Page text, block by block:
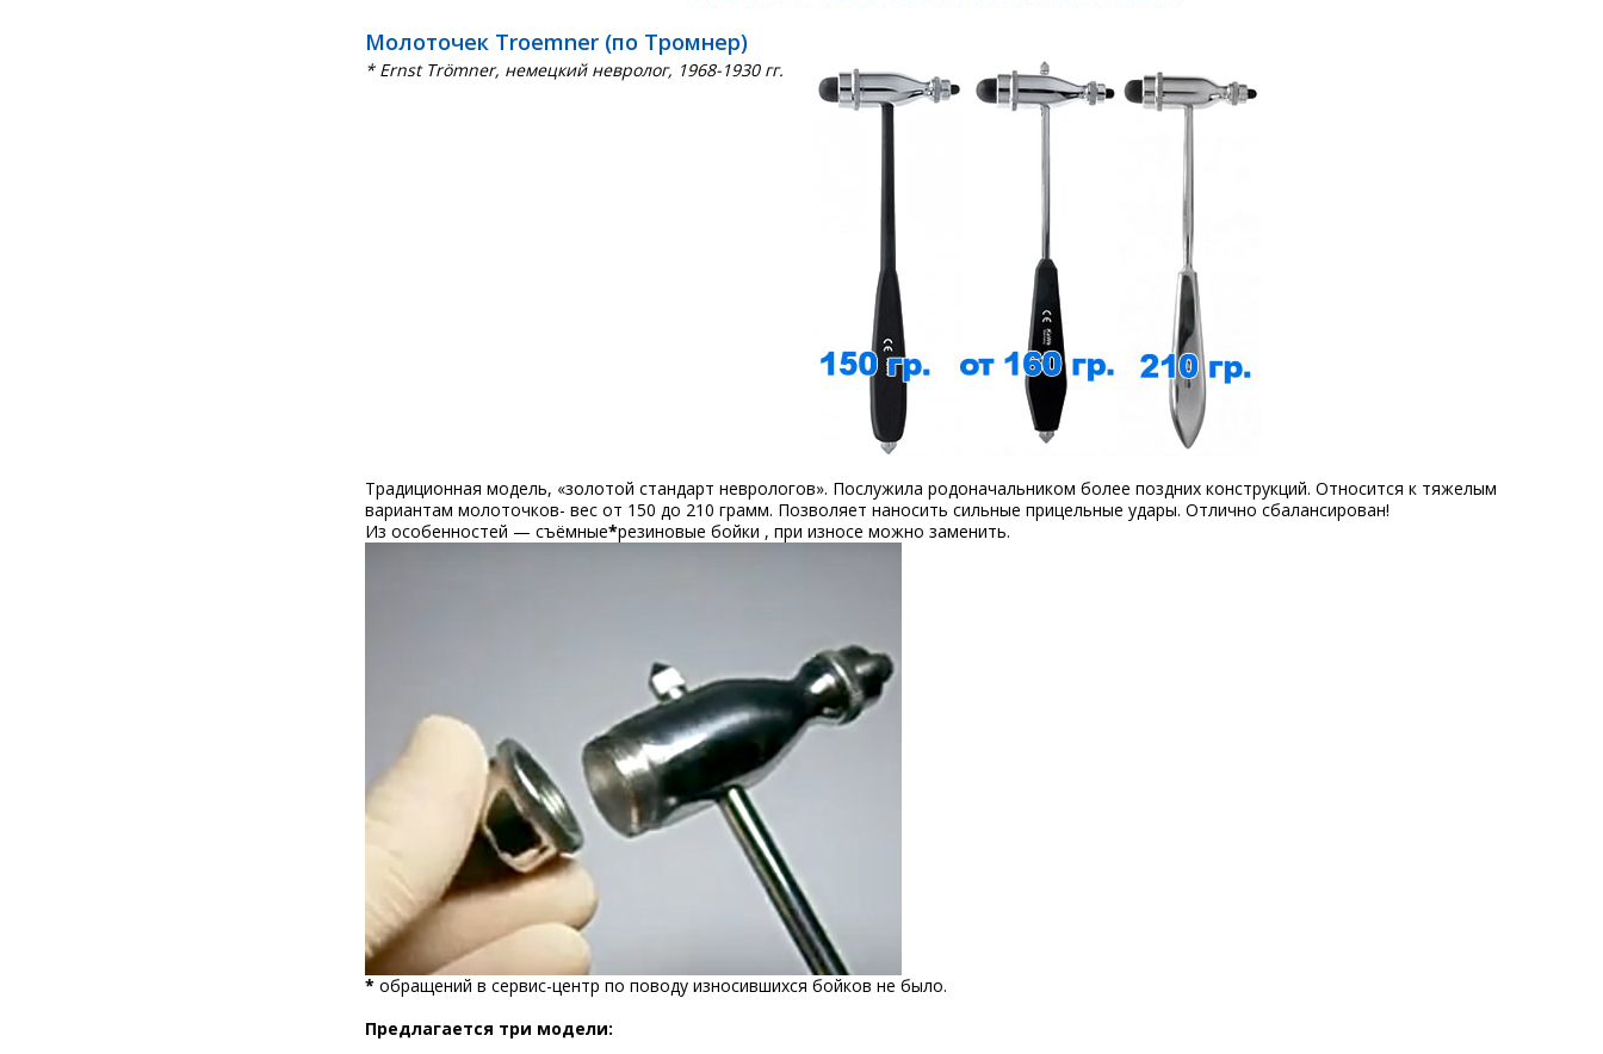
Молоточек Troemner (по Тромнер)
* Ernst Trömner, немецкий невролог, 1968-1930 гг.
Традиционная модель, «золотой стандарт неврологов». Послужила родоначальником более поздних конструкций. Относится к тяжелым
вариантам молоточков- вес от 150 до 210 грамм. Позволяет наносить сильные прицельные удары. Отлично сбалансирован!
Из особенностей — съёмные*резиновые бойки , при износе можно заменить.
* обращений в сервис-центр по поводу износившихся бойков не было.
Предлагается три модели: